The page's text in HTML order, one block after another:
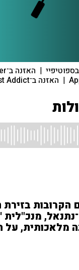
| האזנה ב־Deezer
| האזנה ב־Podcast Addict
מנכ"לית
מלאכותית, על